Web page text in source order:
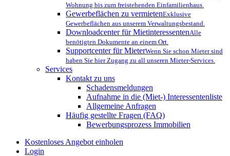
Wohnung bis zum freistehenden Einfamilienhaus.
Gewerbeflächen zu vermietenExklusive
Gewerbeflächen aus unserem Verwaltungsbestand.
Downloadcenter für MietinteressentenAlle
benötigten Dokumente an einem Ort.
Supportcenter für MieterWenn Sie schon Mieter sind
haben Sie hier Zugang zu all unseren Mieter-Services.
Services
Kontakt zu uns
Schadensmeldungen
Aufnahme in die (Miet-) Interessentenliste
Allgemeine Anfragen
Häufig gestellte Fragen (FAQ)
Bewerbungsprozess Immobilien
Kostenloses Angebot einholen
Login